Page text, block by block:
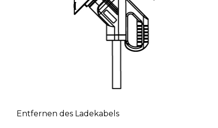
Entfernen des Ladekabels